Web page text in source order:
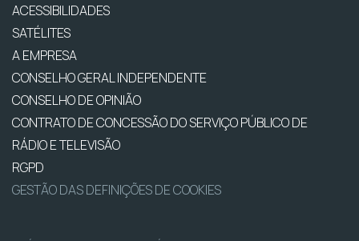
ACESSIBILIDADES
SATÉLITES
A EMPRESA
CONSELHO GERAL INDEPENDENTE
CONSELHO DE OPINIÃO
CONTRATO DE CONCESSÃO DO SERVIÇO PÚBLICO DE
RÁDIO E TELEVISÃO
RGPD
GESTÃO DAS DEFINIÇÕES DE COOKIES